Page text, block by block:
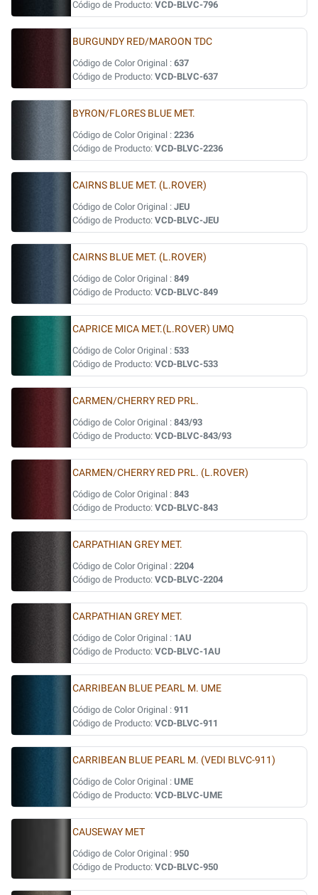
Código de Producto: VCD-BLVC-796
BURGUNDY RED/MAROON TDC
Código de Color Original : 637
Código de Producto: VCD-BLVC-637
BYRON/FLORES BLUE MET.
Código de Color Original : 2236
Código de Producto: VCD-BLVC-2236
CAIRNS BLUE MET. (L.ROVER)
Código de Color Original : JEU
Código de Producto: VCD-BLVC-JEU
CAIRNS BLUE MET. (L.ROVER)
Código de Color Original : 849
Código de Producto: VCD-BLVC-849
CAPRICE MICA MET.(L.ROVER) UMQ
Código de Color Original : 533
Código de Producto: VCD-BLVC-533
CARMEN/CHERRY RED PRL.
Código de Color Original : 843/93
Código de Producto: VCD-BLVC-843/93
CARMEN/CHERRY RED PRL. (L.ROVER)
Código de Color Original : 843
Código de Producto: VCD-BLVC-843
CARPATHIAN GREY MET.
Código de Color Original : 2204
Código de Producto: VCD-BLVC-2204
CARPATHIAN GREY MET.
Código de Color Original : 1AU
Código de Producto: VCD-BLVC-1AU
CARRIBEAN BLUE PEARL M. UME
Código de Color Original : 911
Código de Producto: VCD-BLVC-911
CARRIBEAN BLUE PEARL M. (VEDI BLVC-911)
Código de Color Original : UME
Código de Producto: VCD-BLVC-UME
CAUSEWAY MET
Código de Color Original : 950
Código de Producto: VCD-BLVC-950